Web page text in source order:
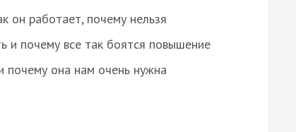
он работает, почему нельзя
и почему все так боятся повышение
почему она нам очень нужна